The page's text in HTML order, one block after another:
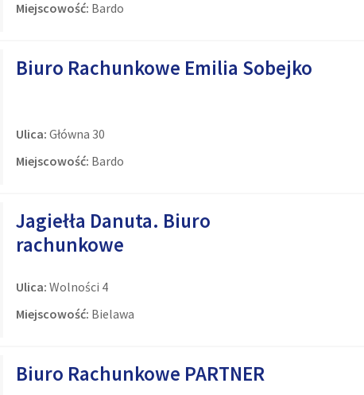
Miejscowość: Bardo
Biuro Rachunkowe Emilia Sobejko
Ulica: Główna 30
Miejscowość: Bardo
Jagiełła Danuta. Biuro
rachunkowe
Ulica: Wolności 4
Miejscowość: Bielawa
Biuro Rachunkowe PARTNER